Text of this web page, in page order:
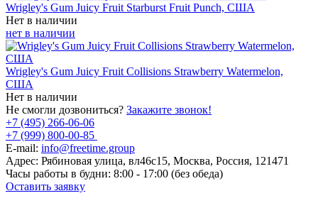
Wrigley's Gum Juicy Fruit Starburst Fruit Punch, США
Нет в наличии
нет в наличии
Wrigley's Gum Juicy Fruit Collisions Strawberry Watermelon,
США
Нет в наличии
Не смогли дозвониться? Закажите звонок!
+7 (495) 266-06-06
+7 (999) 800-00-85
E-mail: info@freetime.group
Адрес: Рябиновая улица, вл46с15, Москва, Россия, 121471
Часы работы в будни: 8:00 - 17:00 (без обеда)
Оставить заявку